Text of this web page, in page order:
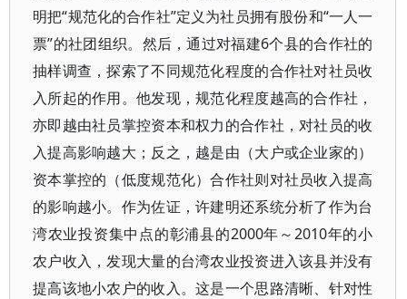
明把“规范化的合作社”定义为社员拥有股份和“一人一
票”的社团组织。然后，通过对福建6个县的合作社的
抽样调查，探索了不同规范化程度的合作社对社员收
入所起的作用。他发现，规范化程度越高的合作社，
亦即越由社员掌控资本和权力的合作社，对社员的收
入提高影响越大；反之，越是由（大户或企业家的）
资本掌控的（低度规范化）合作社则对社员收入提高
的影响越小。作为佐证，许建明还系统分析了作为台
湾农业投资集中点的彰浦县的2000年～2010年的小
农户收入，发现大量的台湾农业投资进入该县并没有
提高该地小农户的收入。这是一个思路清晰、针对性